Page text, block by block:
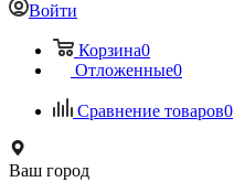
Войти
Корзина0
Отложенные0
Сравнение товаров0
Ваш город